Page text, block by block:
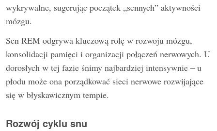
wykrywalne, sugerując początek „sennych” aktywności
mózgu.
Sen REM odgrywa kluczową rolę w rozwoju mózgu,
konsolidacji pamięci i organizacji połączeń nerwowych. U
dorosłych w tej fazie śnimy najbardziej intensywnie – u
płodu może ona porządkować sieci nerwowe rozwijające
się w błyskawicznym tempie.
Rozwój cyklu snu